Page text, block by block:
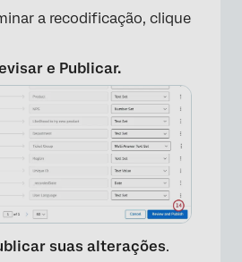
a recodificação, clique
e Publicar.
suas alterações.